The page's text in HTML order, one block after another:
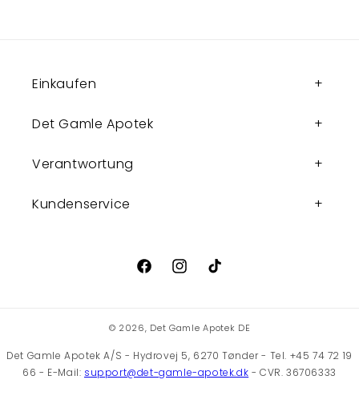
Einkaufen
Det Gamle Apotek
Verantwortung
Kundenservice
FacebookInstagram
TikTok
© 2026, Det Gamle Apotek DE
Det Gamle Apotek A/S - Hydrovej 5, 6270 Tønder - Tel. +45 74 72 19
66 - E-Mail: support@det-gamle-apotek.dk - CVR. 36706333